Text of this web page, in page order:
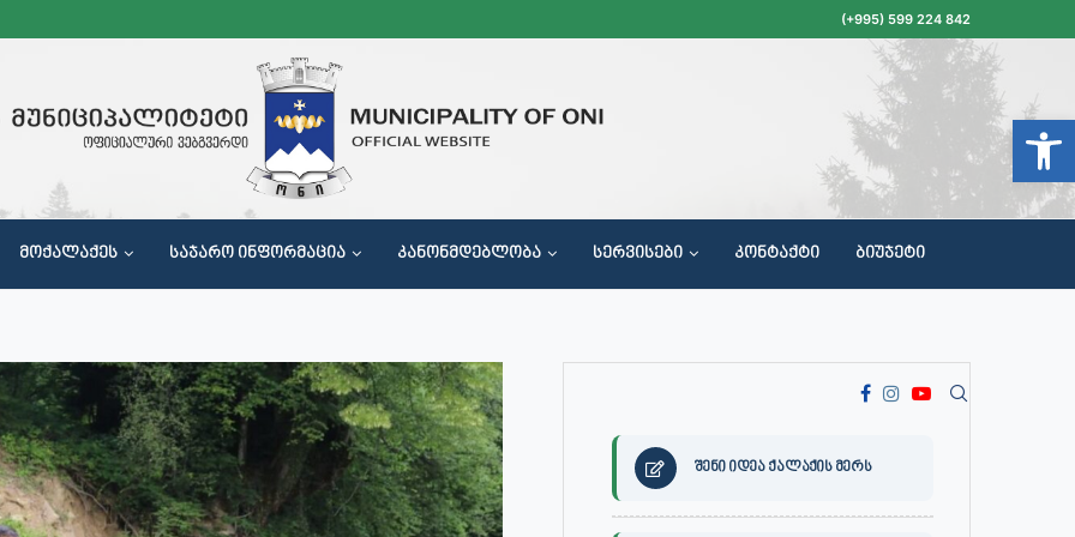
(+995) 599 224 842
ᲛᲝᲥᲐᲚᲐᲥᲔᲡ ᲡᲐᲯᲐᲠᲝ ᲘᲜᲤᲝᲠᲛᲐᲪᲘᲐ ᲙᲐᲜᲝᲜᲛᲓᲔᲑᲚᲝᲑᲐ ᲡᲔᲠᲕᲘᲡᲔᲑᲘ ᲙᲝᲜᲢᲐᲥᲢᲘ ᲑᲘᲣᲯᲔᲢᲘ
შენი იდეა ქალაქის მერს